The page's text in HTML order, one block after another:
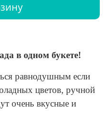
в одном букете!
равнодушным если
цветов, ручной
очень вкусные и